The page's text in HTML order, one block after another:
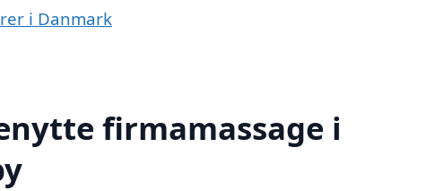
i Danmark
firmamassage i